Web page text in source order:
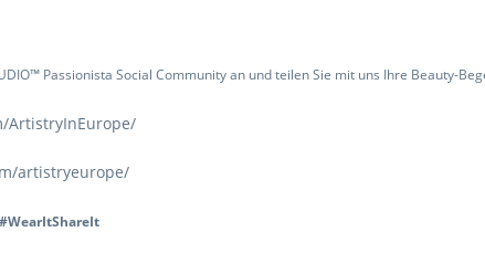
Passionista Social Community an und teilen Sie mit uns Ihre Beauty-
ArtistryInEurope/
artistryeurope/